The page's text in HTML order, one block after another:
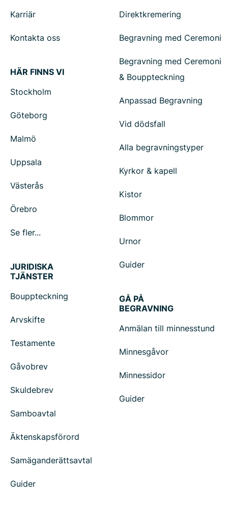
Karriär
Kontakta oss
HÄR FINNS VI
Stockholm
Göteborg
Malmö
Uppsala
Västerås
Örebro
Se fler...
Direktkremering
Begravning med Ceremoni
Begravning med Ceremoni
& Bouppteckning
Anpassad Begravning
Vid dödsfall
Alla begravningstyper
Kyrkor & kapell
Kistor
Blommor
Urnor
Guider
JURIDISKA
TJÄNSTER
Bouppteckning
Arvskifte
Testamente
Gåvobrev
Skuldebrev
Samboavtal
Äktenskapsförord
Samäganderättsavtal
Guider
GÅ PÅ
BEGRAVNING
Anmälan till minnesstund
Minnesgåvor
Minnessidor
Guider